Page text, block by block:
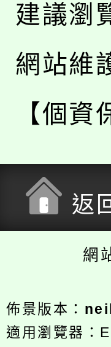
建議瀏
網站維
【個資
返
網
佈景版本：
適用瀏覽器